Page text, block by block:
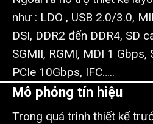
như : LDO , USB 2.0/3.0,
DSI, DDR2 đến DDR4, SD
SGMII, RGMI, MDI 1 Gbps,
PCIe 10Gbps, IFC…..
Mô phỏng tín hiệu
Trong quá trình thiết kế